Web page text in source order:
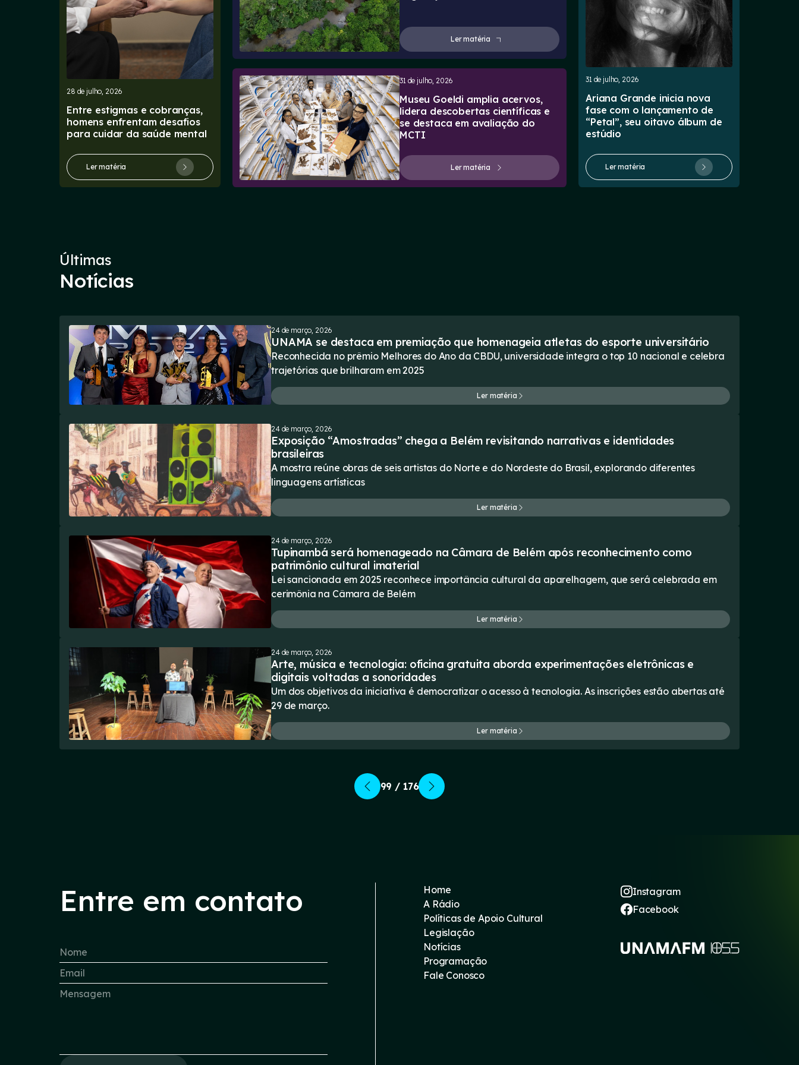
28 de julho, 2026
Entre estigmas e cobranças,
homens enfrentam desafios
para cuidar da saúde mental
Ler matéria
Ler matéria
31 de julho, 2026
Museu Goeldi amplia acervos,
lidera descobertas científicas e
se destaca em avaliação do
MCTI
Ler matéria
31 de julho, 2026
Ariana Grande inicia nova
fase com o lançamento de
“Petal”, seu oitavo álbum de
estúdio
Ler matéria
Últimas
Notícias
24 de março, 2026
UNAMA se destaca em premiação que homenageia atletas do esporte universitário
Reconhecida no prêmio Melhores do Ano da CBDU, universidade integra o top 10 nacional e celebra
trajetórias que brilharam em 2025
Ler matéria
24 de março, 2026
Exposição “Amostradas” chega a Belém revisitando narrativas e identidades
brasileiras
A mostra reúne obras de seis artistas do Norte e do Nordeste do Brasil, explorando diferentes
linguagens artísticas
Ler matéria
24 de março, 2026
Tupinambá será homenageado na Câmara de Belém após reconhecimento como
patrimônio cultural imaterial
Lei sancionada em 2025 reconhece importância cultural da aparelhagem, que será celebrada em
cerimônia na Câmara de Belém
Ler matéria
24 de março, 2026
Arte, música e tecnologia: oficina gratuita aborda experimentações eletrônicas e
digitais voltadas a sonoridades
Um dos objetivos da iniciativa é democratizar o acesso à tecnologia. As inscrições estão abertas até
29 de março.
Ler matéria
99 / 176
Entre em contato
Home
A Rádio
Políticas de Apoio Cultural
Legislação
Notícias
Programação
Fale Conosco
Instagram
Facebook